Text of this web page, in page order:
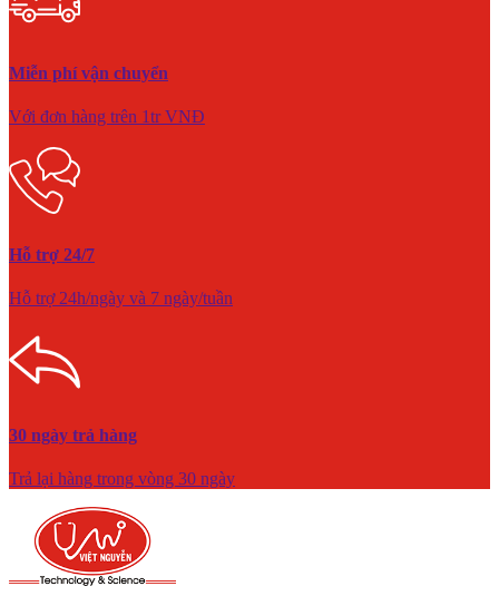
Miễn phí vận chuyển
Với đơn hàng trên 1tr VNĐ
Hỗ trợ 24/7
Hỗ trợ 24h/ngày và 7 ngày/tuần
30 ngày trả hàng
Trả lại hàng trong vòng 30 ngày